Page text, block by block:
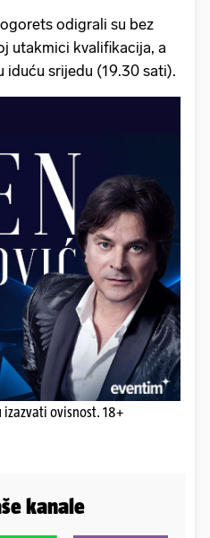
odigrali su bez
utakmici kvalifikacija, a
iduću srijedu (19.30 sati).
izazvati ovisnost. 18+
kanale